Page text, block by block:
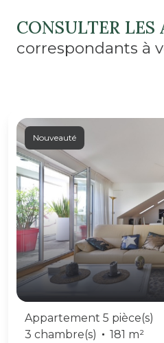
CONSULTER LES
correspondants à
Nouveauté
Appartement 5 pièce(s)
3 chambre(s)
181 m²